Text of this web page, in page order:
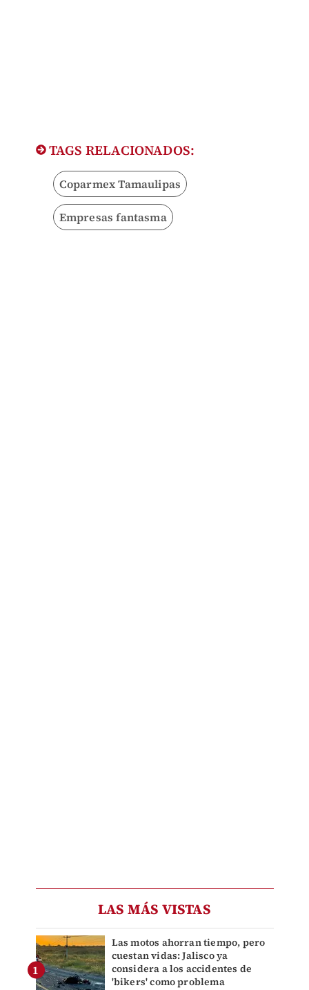
TAGS RELACIONADOS:
Coparmex Tamaulipas
Empresas fantasma
LAS MÁS VISTAS
Las motos ahorran tiempo, pero
cuestan vidas: Jalisco ya
considera a los accidentes de
'bikers' como problema